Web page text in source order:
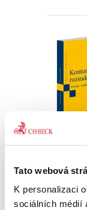
Tato webová
K personalizaci
sociálních médií
Miroslav
470,00